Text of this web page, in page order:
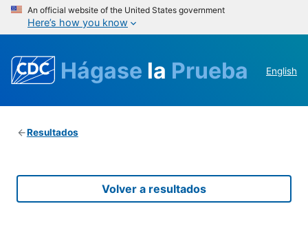
An official website of the United States government
Here’s how you know
Hágase la Prueba English
Resultados
Volver a resultados